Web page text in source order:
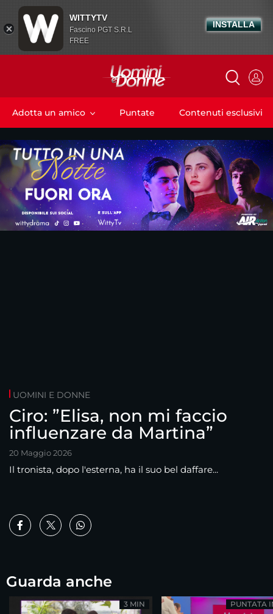
Adotta un amico Puntate Contenuti esclusivi
UOMINI E DONNE
Ciro: ”Elisa, non mi faccio
influenzare da Martina”
20 Maggio 2026
Il tronista, dopo l'esterna, ha il suo bel daffare...
Guarda anche
3 MIN PUNTATA
WITTYTV
Fascino PGT S.R.L
FREE
INSTALLA